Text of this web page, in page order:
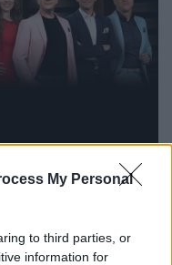
My Personal
to third parties, or
information for